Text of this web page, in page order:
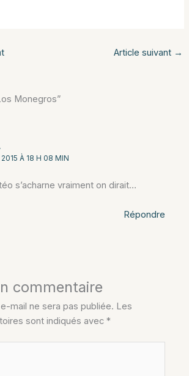
Article suivant →
Monegros”
À 18 H 08 MIN
s’acharne vraiment on dirait…
Répondre
commentaire
mail ne sera pas publiée. Les
sont indiqués avec*